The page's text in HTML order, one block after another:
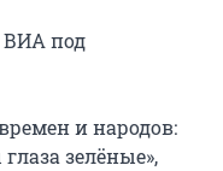
ВИА под
и народов:
зелёные»,